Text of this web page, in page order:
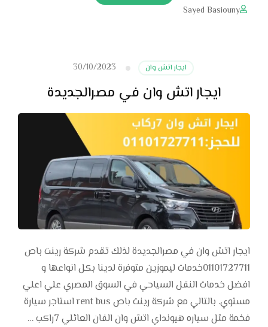
Sayed Basiouny
ايجار اتش وان 30/10/2023
ايجار اتش وان في مصرالجديدة
ايجار اتش وان في مصرالجديدة لذلك تقدم شركة رينت باص
01101727711خدمات ليموزين متوفرة لدينا بكل انواعها و
افضل خدمات النقل السياحي في السوق المصري علي اعلي
مستوي. بالتالي مع شركة رينت باص rent bus استاجر سيارة
فخمة مثل سياره هيونداي اتش وان الفان العائلي 7راكب …